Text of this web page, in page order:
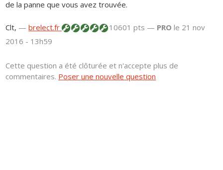
de la panne que vous avez trouvée.
Clt, —brelect.fr 10601 pts — PRO le 21 nov
2016 - 13h59
Cette question a été clôturée et n'accepte plus de
commentaires. Poser une nouvelle question